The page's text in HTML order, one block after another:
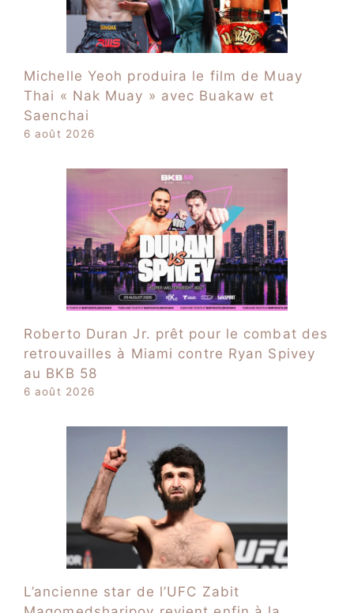
Michelle Yeoh produira le film de Muay
Thai « Nak Muay » avec Buakaw et
Saenchai
6 août 2026
Roberto Duran Jr. prêt pour le combat des
retrouvailles à Miami contre Ryan Spivey
au BKB 58
6 août 2026
L’ancienne star de l’UFC Zabit